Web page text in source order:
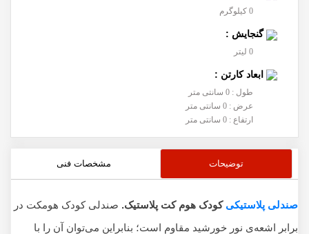
0 کیلوگرم
گنجایش :
0 لیتر
ابعاد کارتن :
طول : 0 سانتی متر
عرض : 0 سانتی متر
ارتفاع : 0 سانتی متر
توضیحات مشخصات فنی
صندلی پلاستیکی کودک هوم کت پلاستیک. صندلی کودک هومکت در
برابر اشعه‌ی نور خورشید مقاوم است؛ بنابراین می‌توان آن را با